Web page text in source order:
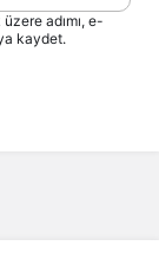
adımı, e-
kaydet.